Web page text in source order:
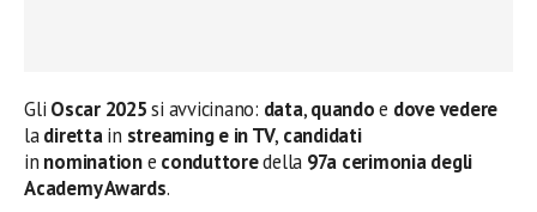
Gli Oscar 2025si avvicinano: data,quandoe dove vedere
ladirettain streaming e in TV, candidati
in nominatione conduttoredella 97a cerimonia degli
Academy Awards.